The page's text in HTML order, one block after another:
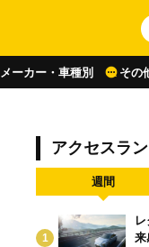
メーカー・車種別 その
アクセスラ
週間
1
来